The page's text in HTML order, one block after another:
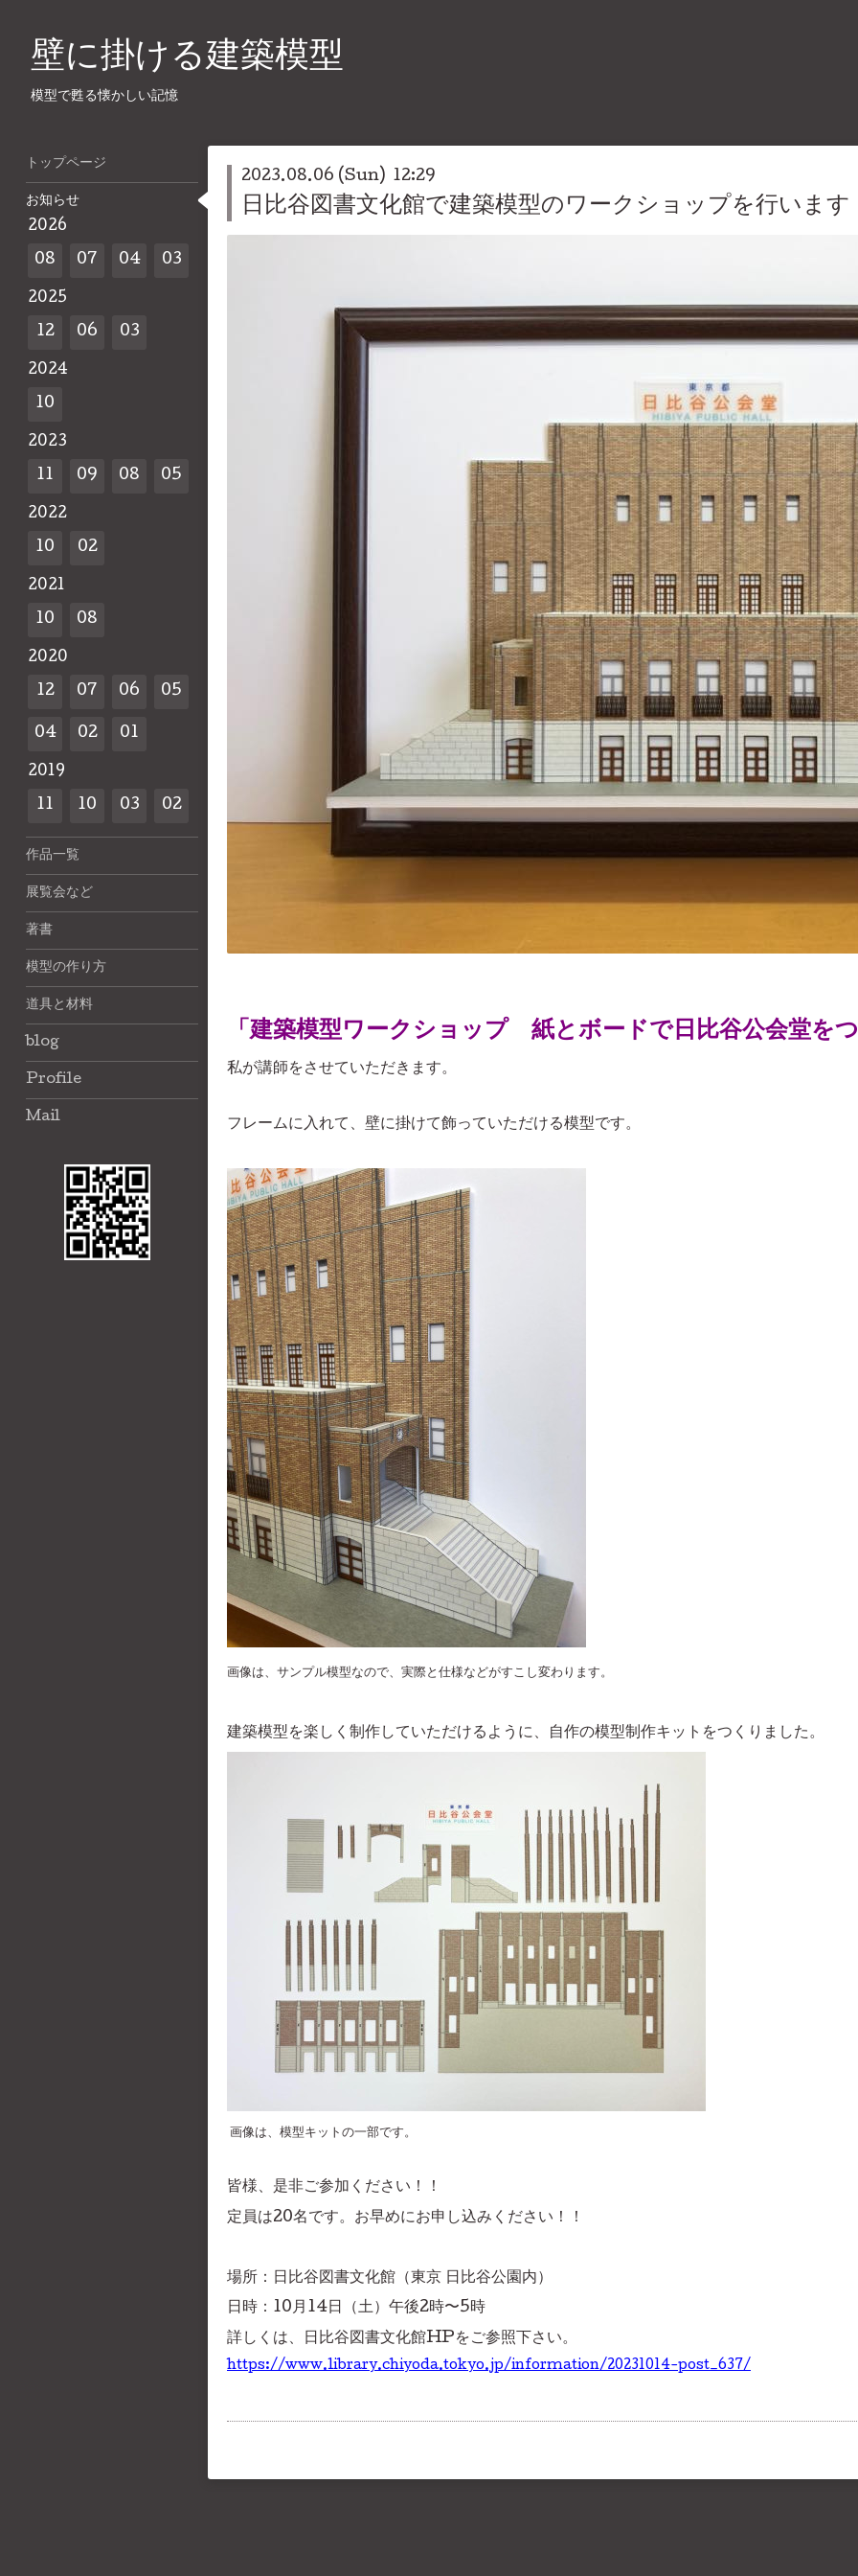
壁に掛ける建築模型
模型で甦る懐かしい記憶
2023.08.06 (Sun) 12:29
日比谷図書文化館で建築模型のワークショップを行います
「建築模型ワークショップ 紙とボードで日比谷公会堂を
私が講師をさせていただきます。
フレームに入れて、壁に掛けて飾っていただける模型です。
画像は、サンプル模型なので、実際と仕様などがすこし変わります。
建築模型を楽しく制作していただけるように、自作の模型制作キットをつくりました。
画像は、模型キットの一部です。
皆様、是非ご参加ください！！
定員は20名です。お早めにお申し込みください！！
場所：日比谷図書文化館（東京 日比谷公園内）
日時：10月14日（土）午後2時〜5時
詳しくは、日比谷図書文化館HPをご参照下さい。
https://www.library.chiyoda.tokyo.jp/information/20231014-post_637/
トップページ
お知らせ
2026
08 07 04 03
2025
12 06 03
2024
10
2023
11 09 08 05
2022
10 02
2021
10 08
2020
12 07 06 05
04 02 01
2019
11 10 03 02
作品一覧
展覧会など
著書
模型の作り方
道具と材料
blog
Profile
Mail